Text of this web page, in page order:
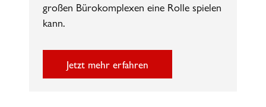
großen Bürokomplexen eine Rolle spielen
kann.
Jetzt mehr erfahren